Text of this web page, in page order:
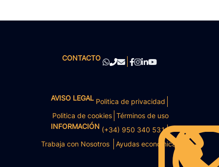
CONTACTO
AVISO LEGAL Politica de privacidad
Politica de cookies Términos de uso
INFORMACIÓN (+34) 950 340 531
Trabaja con Nosotros
Ayudas económicas